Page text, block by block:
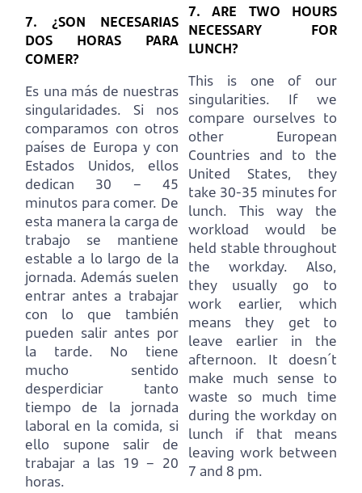
7. ¿SON NECESARIAS
DOS HORAS PARA
COMER?
Es una más de nuestras
singularidades.
Si nos
comparamos con otros
países de Europa y con
Estados Unidos, ellos
dedican 30 – 45
minutos para comer. De
esta manera la carga de
trabajo se mantiene
estable a lo largo de la
jornada. Además suelen
entrar antes a trabajar
con lo que también
pueden salir antes por
la tarde.
No tiene
mucho sentido
desperdiciar tanto
tiempo de la jornada
laboral en la comida, si
ello supone salir de
trabajar a las 19 – 20
horas.
7. ARE TWO HOURS
NECESSARY FOR
LUNCH?
This is one of our
singularities.
If we
compare ourselves to
other European
Countries and to the
United States, they
take 30-35 minutes for
lunch.
This way the
workload would be
held stable throughout
the workday.
Also,
they usually go to
work earlier, which
means they get to
leave earlier in the
afternoon.
It doesn´t
make much sense to
waste so much time
during the workday on
lunch if that means
leaving work between
7 and 8 pm.